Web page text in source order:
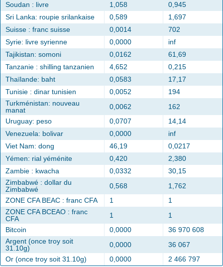
Soudan : livre
1,058
0,945
Sri Lanka: roupie srilankaise
0,589
1,697
Suisse : franc suisse
0,0014
702
Syrie: livre syrienne
0,0000
inf
Tajikistan: somoni
0,0162
61,69
Tanzanie : shilling tanzanien
4,652
0,215
Thaïlande: baht
0,0583
17,17
Tunisie : dinar tunisien
0,0052
194
Turkménistan: nouveau
manat
0,0062
162
Uruguay: peso
0,0707
14,14
Venezuela: bolivar
0,0000
inf
Viet Nam: dong
46,19
0,0217
Yémen: rial yéménite
0,420
2,380
Zambie : kwacha
0,0332
30,15
Zimbabwé : dollar du
Zimbabwé
0,568
1,762
ZONE CFA BEAC : franc CFA
1
1
ZONE CFA BCEAO : franc
CFA
1
1
Bitcoin
0,0000
36 970 608
Argent (once troy soit
31.10g)
0,0000
36 067
Or (once troy soit 31.10g)
0,0000 2 466 797